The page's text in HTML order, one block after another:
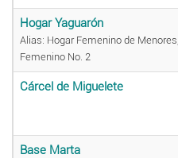
Hogar Yaguarón
Alias: Hogar Femenino de
Femenino No. 2
Cárcel de Miguelete
Base Marta